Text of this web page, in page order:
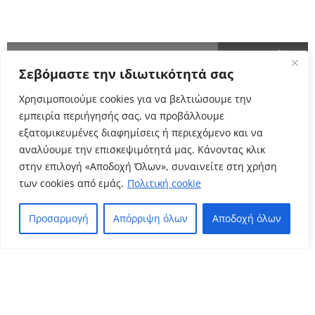
Σεβόμαστε την ιδιωτικότητά σας
Χρησιμοποιούμε cookies για να βελτιώσουμε την
εμπειρία περιήγησής σας, να προβάλλουμε
εξατομικευμένες διαφημίσεις ή περιεχόμενο και να
αναλύουμε την επισκεψιμότητά μας. Κάνοντας κλικ
στην επιλογή «Αποδοχή Όλων», συναινείτε στη χρήση
των cookies από εμάς. Πολιτική cookie
Προσαρμογή Απόρριψη όλων Αποδοχή όλων